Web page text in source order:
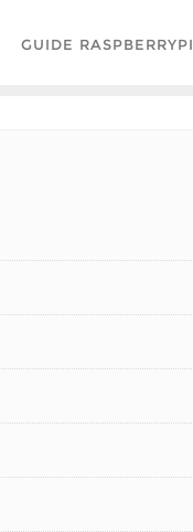
GUIDE RASPBERRYPI